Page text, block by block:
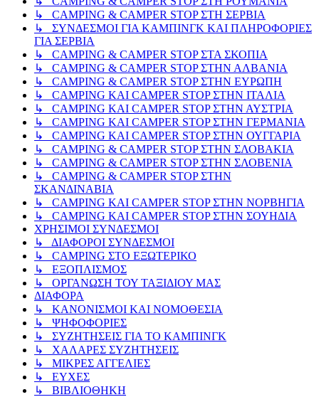
↳ CAMPING & CAMPER STOP ΣΤΗ ΣΕΡΒΙΑ
↳ ΣΥΝΔΕΣΜΟΙ ΓΙΑ ΚΑΜΠΙΝΓΚ ΚΑΙ ΠΛΗΡΟΦΟΡΙΕΣ
ΓΙΑ ΣΕΡΒΙΑ
↳ CAMPING & CAMPER STOP ΣΤΑ ΣΚΟΠΙΑ
↳ CAMPING & CAMPER STOP ΣΤΗΝ ΑΛΒΑΝΙΑ
↳ CAMPING & CAMPER STOP ΣΤΗΝ ΕΥΡΩΠΗ
↳ CAMPING KAI CAMPER STOP ΣΤΗΝ ΙΤΑΛΙΑ
↳ CAMPING KAI CAMPER STOP ΣΤΗΝ ΑΥΣΤΡΙΑ
↳ CAMPING KAI CAMPER STOP ΣΤΗΝ ΓΕΡΜΑΝΙΑ
↳ CAMPING KAI CAMPER STOP ΣΤΗΝ ΟΥΓΓΑΡΙΑ
↳ CAMPING & CAMPER STOP ΣΤΗΝ ΣΛΟΒΑΚΙΑ
↳ CAMPING & CAMPER STOP ΣΤΗΝ ΣΛΟΒΕΝΙΑ
↳ CAMPING & CAMPER STOP ΣΤΗΝ
ΣΚΑΝΔΙΝΑΒΙΑ
↳ CAMPING KAI CAMPER STOP ΣΤΗΝ ΝΟΡΒΗΓΙΑ
↳ CAMPING KAI CAMPER STOP ΣΤΗΝ ΣΟΥΗΔΙΑ
ΧΡΗΣΙΜΟΙ ΣΥΝΔΕΣΜΟΙ
↳ ΔΙΑΦΟΡΟΙ ΣΥΝΔΕΣΜΟΙ
↳ CAMPING ΣΤΟ ΕΞΩΤΕΡΙΚΟ
↳ ΕΞΟΠΛΙΣΜΟΣ
↳ ΟΡΓΑΝΩΣΗ ΤΟΥ ΤΑΞΙΔΙΟΥ ΜΑΣ
ΔΙΑΦΟΡΑ
↳ ΚΑΝΟΝΙΣΜΟΙ ΚΑΙ ΝΟΜΟΘΕΣΙΑ
↳ ΨΗΦΟΦΟΡΙΕΣ
↳ ΣΥΖΗΤΗΣΕΙΣ ΓΙΑ ΤΟ ΚΑΜΠΙΝΓΚ
↳ ΧΑΛΑΡΕΣ ΣΥΖΗΤΗΣΕΙΣ
↳ ΜΙΚΡΕΣ ΑΓΓΕΛΙΕΣ
↳ ΕΥΧΕΣ
↳ ΒΙΒΛΙΟΘΗΚΗ